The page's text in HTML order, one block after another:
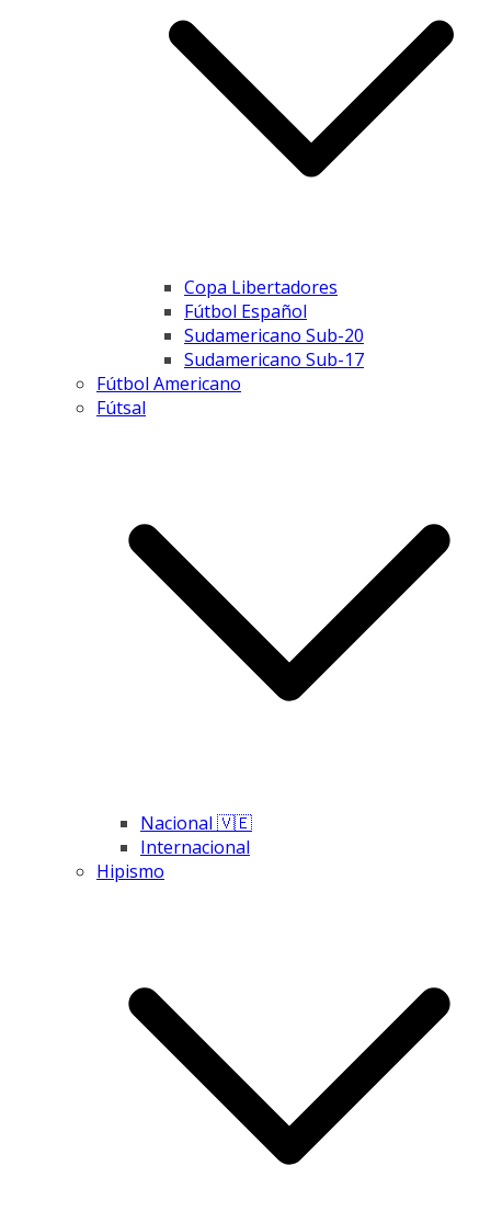
Copa Libertadores
Fútbol Español
Sudamericano Sub-20
Sudamericano Sub-17
Fútbol Americano
Fútsal
Nacional 🇻🇪
Internacional
Hipismo